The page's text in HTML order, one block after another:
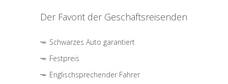
Der Favorit der Geschäftsreisenden
Schwarzes Auto garantiert
Festpreis
Englischsprechender Fahrer